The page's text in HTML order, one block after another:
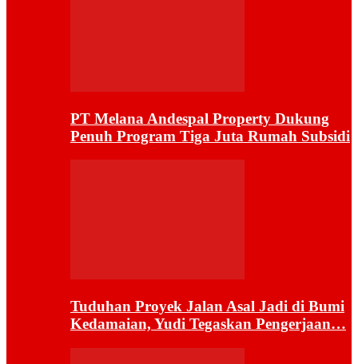
PT Melana Andespal Property Dukung
Penuh Program Tiga Juta Rumah Subsidi
Tuduhan Proyek Jalan Asal Jadi di Bumi
Kedamaian, Yudi Tegaskan Pengerjaan…